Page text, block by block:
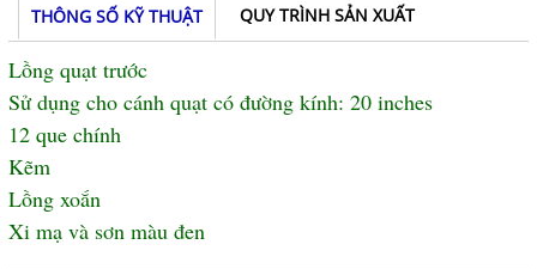
THÔNG SỐ KỸ THUẬT QUY TRÌNH SẢN XUẤT
Lồng quạt trước
Sử dụng cho cánh quạt có đường kính: 20 inches
12 que chính
Kẽm
Lồng xoắn
Xi mạ và sơn màu đen